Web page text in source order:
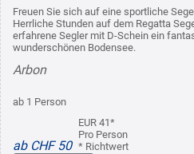
Freuen Sie sich auf eine sportliche
Herrliche Stunden auf dem Regatta
erfahrene Segler mit D-Schein ein
wunderschönen Bodensee.
Arbon
ab 1 Person
ab CHF 50
EUR 41*
Pro Person
* Richtwert